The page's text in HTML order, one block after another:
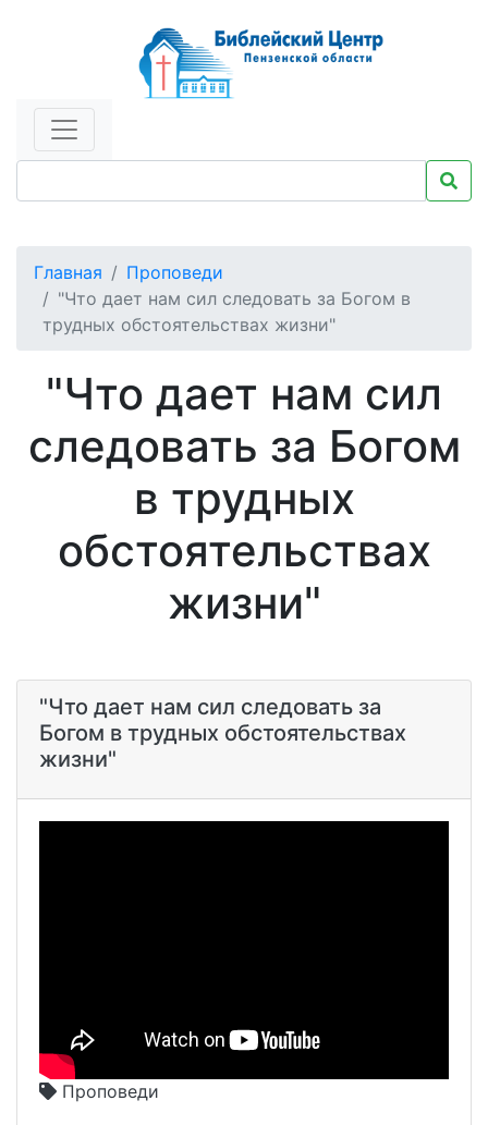
Главная
Проповеди
"Что дает нам сил следовать за Богом в
трудных обстоятельствах жизни"
"Что дает нам сил
следовать за Богом
в трудных
обстоятельствах
жизни"
"Что дает нам сил следовать за
Богом в трудных обстоятельствах
жизни"
Проповеди